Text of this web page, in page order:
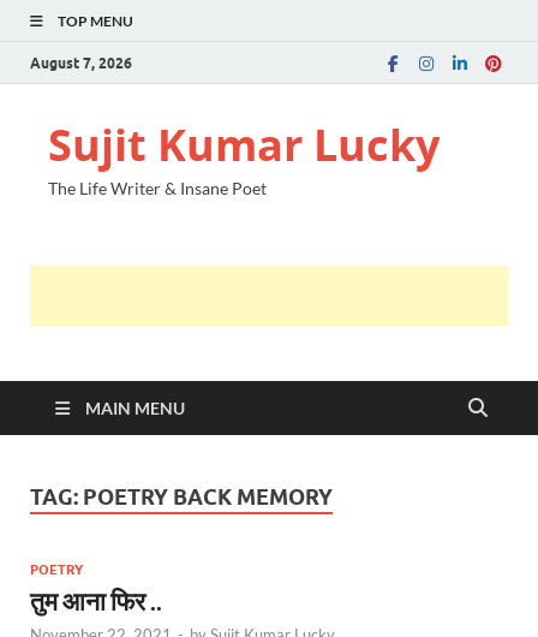
TOP MENU
August 7, 2026
Sujit Kumar Lucky
The Life Writer & Insane Poet
MAIN MENU
TAG: POETRY BACK MEMORY
POETRY
तुम आना फिर ..